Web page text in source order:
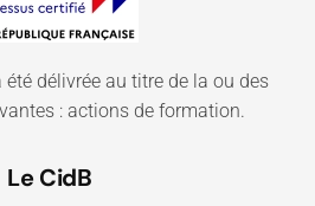
été délivrée au titre de la ou des
: actions de formation.
Le CidB